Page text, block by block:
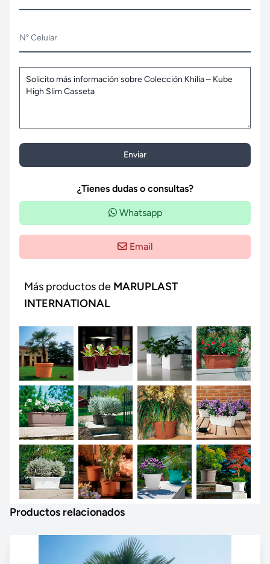
N° Celular
Enviar
¿Tienes dudas o consultas?
Whatsapp
Email
Más productos de MARUPLAST
INTERNATIONAL
Productos relacionados